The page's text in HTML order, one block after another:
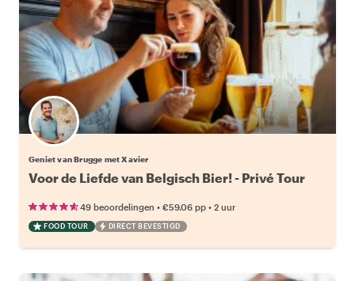
Geniet van Brugge met Xavier
Voor de Liefde van Belgisch Bier! - Privé Tour
49 beoordelingen • €59.06 pp • 2 uur
FOOD TOUR DIRECT BEVESTIGD